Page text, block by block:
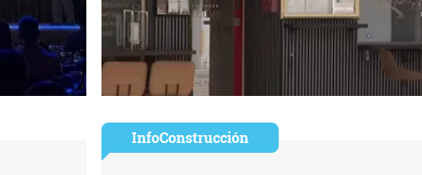
InfoConstrucción